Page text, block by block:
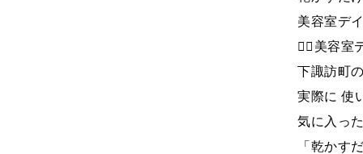
美容室デ
💇‍♀️美容室
下諏訪町
実際に 使
気に入っ
「乾かす